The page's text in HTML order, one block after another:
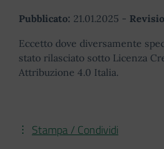
Pubblicato: 21.01.2025 -
Eccetto dove diversamente
stato rilasciato sotto Licenza
Attribuzione 4.0 Italia.
Stampa / Condividi